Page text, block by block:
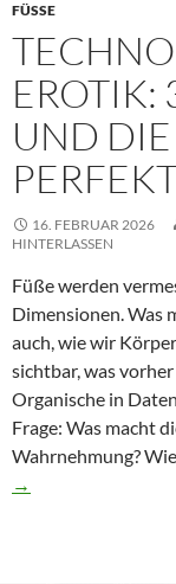
FÜSSE
EROTIK:
ND DIE
16. FEBRUAR 2026
HINTERLASSEN
Füße werden
Dimensionen. Was
auch, wie wir
sichtbar, was
Organische in
Frage: Was macht
Wahrnehmung?
→